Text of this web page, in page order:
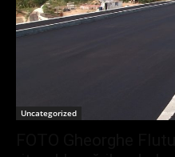
Uncategorized